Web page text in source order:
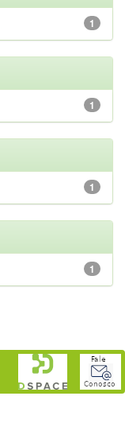
1
1
1
1